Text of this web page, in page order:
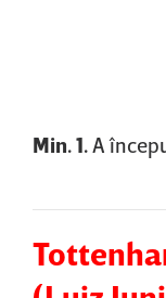
Min. 1.A